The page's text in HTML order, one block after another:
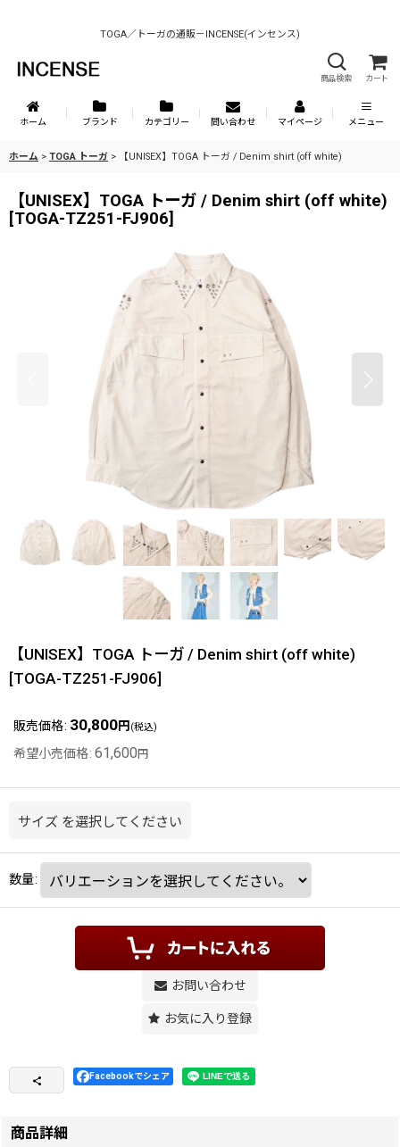
TOGA／トーガの通販－INCENSE(インセンス)
商品検索 カート
ホーム ブランド カテゴリー 問い合わせ マイページ メニュー
ホーム > TOGA トーガ > 【UNISEX】TOGA トーガ / Denim shirt (off white)
【UNISEX】TOGA トーガ / Denim shirt (off white)
[TOGA-TZ251-FJ906]
【UNISEX】TOGA トーガ / Denim shirt (off white)
[TOGA-TZ251-FJ906]
販売価格: 30,800円 (税込)
希望小売価格: 61,600 円
サイズ を選択してください
数量:
お問い合わせ
お気に入り登録
Facebookでシェア
商品詳細